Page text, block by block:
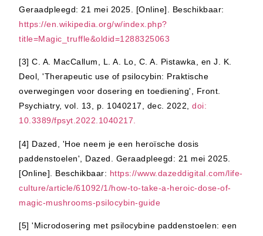
Geraadpleegd: 21 mei 2025. [Online]. Beschikbaar:
https://en.wikipedia.org/w/index.php?
title=Magic_truffle&oldid=1288325063
[3] C. A. MacCallum, L. A. Lo, C. A. Pistawka, en J. K.
Deol, 'Therapeutic use of psilocybin: Praktische
overwegingen voor dosering en toediening', Front.
Psychiatry, vol. 13, p. 1040217, dec. 2022,doi:
10.3389/fpsyt.2022.1040217.
[4] Dazed, 'Hoe neem je een heroïsche dosis
paddenstoelen', Dazed. Geraadpleegd: 21 mei 2025.
[Online]. Beschikbaar: https://www.dazeddigital.com/life-
culture/article/61092/1/how-to-take-a-heroic-dose-of-
magic-mushrooms-psilocybin-guide
[5] 'Microdosering met psilocybine paddenstoelen: een